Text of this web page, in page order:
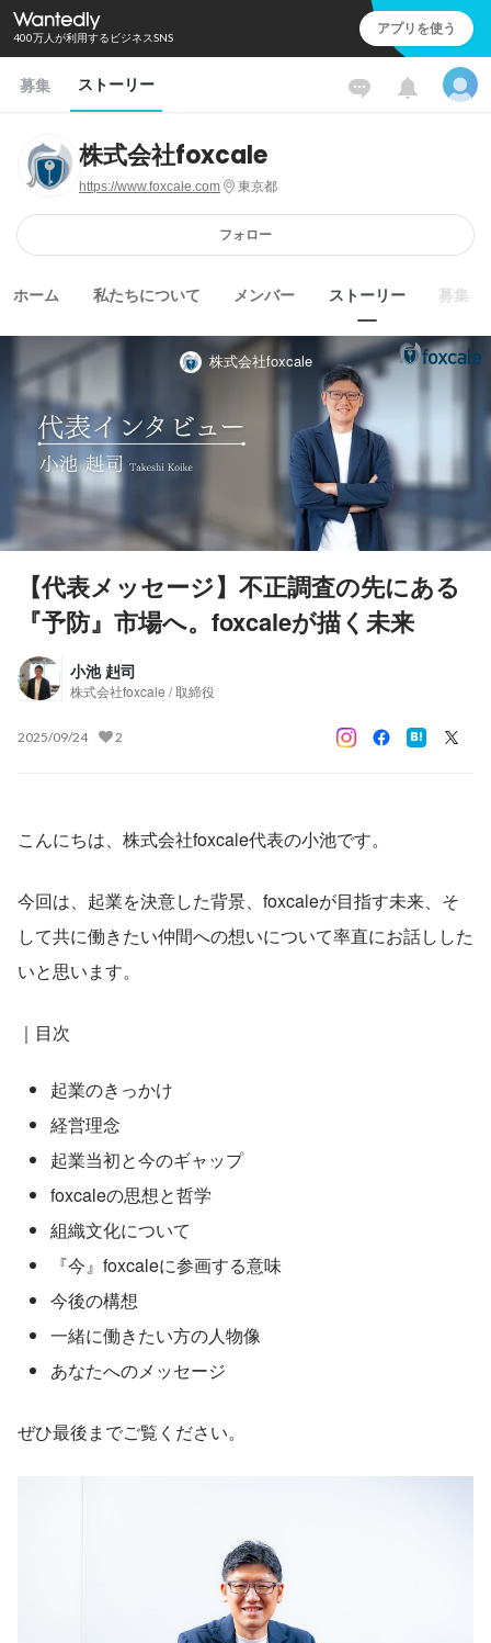
400万人が利用するビジネスSNS アプリを使う
募集 ストーリー
株式会社foxcale
https://www.foxcale.com 東京都
フォロー
ホーム 私たちについて メンバー ストーリー 募集
株式会社foxcale
【代表メッセージ】不正調査の先にある
『予防』市場へ。foxcaleが描く未来
小池 赳司
株式会社foxcale / 取締役
2025/09/24 2
こんにちは、株式会社foxcale代表の小池です。
今回は、起業を決意した背景、foxcaleが目指す未来、そ
して共に働きたい仲間への想いについて率直にお話しした
いと思います。
｜目次
起業のきっかけ
経営理念
起業当初と今のギャップ
foxcaleの思想と哲学
組織文化について
『今』foxcaleに参画する意味
今後の構想
一緒に働きたい方の人物像
あなたへのメッセージ
ぜひ最後までご覧ください。